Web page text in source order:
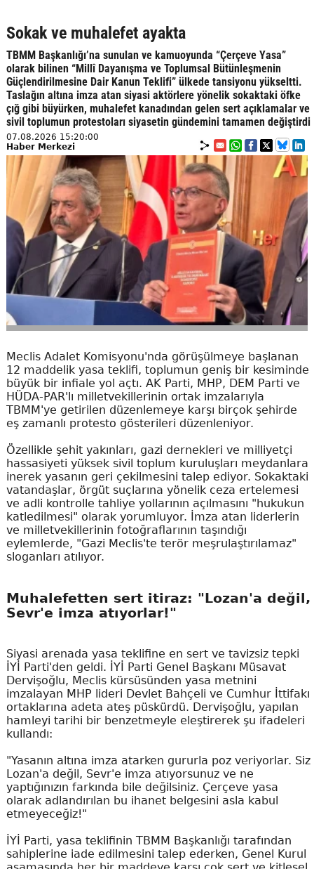
Sokak ve muhalefet ayakta
TBMM Başkanlığı’na sunulan ve kamuoyunda “Çerçeve Yasa”
olarak bilinen “Millî Dayanışma ve Toplumsal Bütünleşmenin
Güçlendirilmesine Dair Kanun Teklifi” ülkede tansiyonu yükseltti.
Taslağın altına imza atan siyasi aktörlere yönelik sokaktaki öfke
çığ gibi büyürken, muhalefet kanadından gelen sert açıklamalar ve
sivil toplumun protestoları siyasetin gündemini tamamen değiştirdi
07.08.2026 15:20:00
Haber Merkezi
Meclis Adalet Komisyonu'nda görüşülmeye başlanan
12 maddelik yasa teklifi, toplumun geniş bir kesiminde
büyük bir infiale yol açtı. AK Parti, MHP, DEM Parti ve
HÜDA-PAR'lı milletvekillerinin ortak imzalarıyla
TBMM'ye getirilen düzenlemeye karşı birçok şehirde
eş zamanlı protesto gösterileri düzenleniyor.
Özellikle şehit yakınları, gazi dernekleri ve milliyetçi
hassasiyeti yüksek sivil toplum kuruluşları meydanlara
inerek yasanın geri çekilmesini talep ediyor. Sokaktaki
vatandaşlar, örgüt suçlarına yönelik ceza ertelemesi
ve adli kontrolle tahliye yollarının açılmasını "hukukun
katledilmesi" olarak yorumluyor. İmza atan liderlerin
ve milletvekillerinin fotoğraflarının taşındığı
eylemlerde, "Gazi Meclis'te terör meşrulaştırılamaz"
sloganları atılıyor.
Muhalefetten sert itiraz: "Lozan'a değil,
Sevr'e imza atıyorlar!"
Siyasi arenada yasa teklifine en sert ve tavizsiz tepki
İYİ Parti'den geldi. İYİ Parti Genel Başkanı Müsavat
Dervişoğlu, Meclis kürsüsünden yasa metnini
imzalayan MHP lideri Devlet Bahçeli ve Cumhur İttifakı
ortaklarına adeta ateş püskürdü. Dervişoğlu, yapılan
hamleyi tarihi bir benzetmeyle eleştirerek şu ifadeleri
kullandı:
"Yasanın altına imza atarken gururla poz veriyorlar. Siz
Lozan'a değil, Sevr'e imza atıyorsunuz ve ne
yaptığınızın farkında bile değilsiniz. Çerçeve yasa
olarak adlandırılan bu ihanet belgesini asla kabul
etmeyeceğiz!"
İYİ Parti, yasa teklifinin TBMM Başkanlığı tarafından
sahiplerine iade edilmesini talep ederken, Genel Kurul